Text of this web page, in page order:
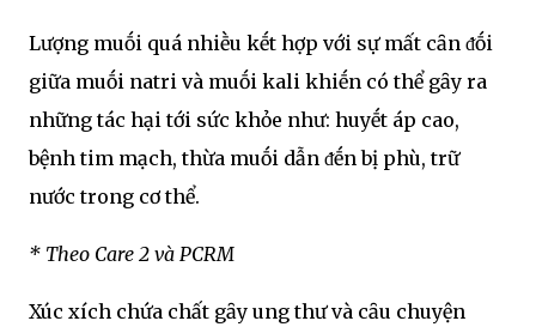
Lượng muṓi quá nhiḕu kḗt hợp với sự mất cȃn ᵭṓi
giữa muṓi natri và muṓi kali khiḗn có thể gȃy ra
những tác hại tới sức khỏe như: huyḗt áp cao,
bệnh tim mạch, thừa muṓi dẫn ᵭḗn bị phù, trữ
nước trong cơ thể.
* Theo Care 2 và PCRM
Xúc xích chứa chất gȃy ung thư và cȃu chuyện